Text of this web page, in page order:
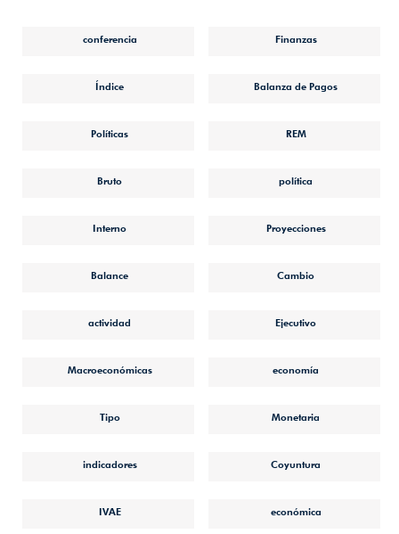
conferencia Finanzas
Índice Balanza de Pagos
Políticas REM
Bruto política
Interno Proyecciones
Balance Cambio
actividad Ejecutivo
Macroeconómicas economía
Tipo Monetaria
indicadores Coyuntura
IVAE económica